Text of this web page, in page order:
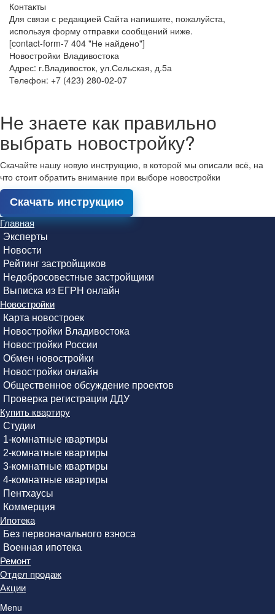
Контакты
Для связи с редакцией Сайта напишите, пожалуйста,
используя форму отправки сообщений ниже.
[contact-form-7 404 "Не найдено"]
Новостройки Владивостока
Адрес: г.Владивосток, ул.Сельская, д.5а
Телефон: +7 (423) 280-02-07
Не знаете как правильно
выбрать новостройку?
Скачайте нашу новую инструкцию, в которой мы описали всё, на
что стоит обратить внимание при выборе новостройки
Скачать инструкцию
Главная
Эксперты
Новости
Рейтинг застройщиков
Недобросовестные застройщики
Выписка из ЕГРН онлайн
Новостройки
Карта новостроек
Новостройки Владивостока
Новостройки России
Обмен новостройки
Новостройки онлайн
Общественное обсуждение проектов
Проверка регистрации ДДУ
Купить квартиру
Студии
1-комнатные квартиры
2-комнатные квартиры
3-комнатные квартиры
4-комнатные квартиры
Пентхаусы
Коммерция
Ипотека
Без первоначального взноса
Военная ипотека
Ремонт
Отдел продаж
Акции
Menu